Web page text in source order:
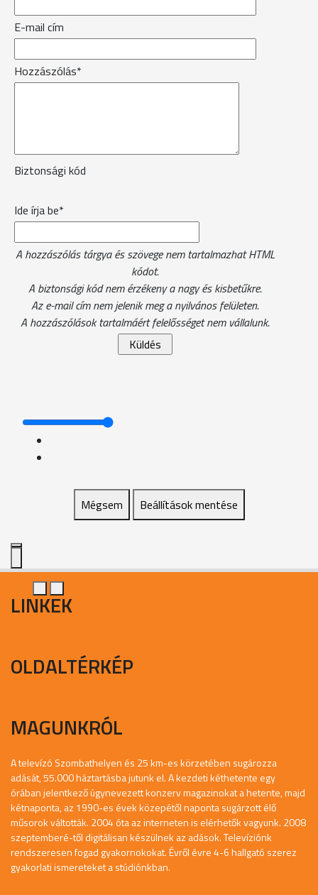
E-mail cím
Hozzászólás*
Biztonsági kód
Ide írja be*
A hozzászólás tárgya és szövege nem tartalmazhat HTML
kódot.
A biztonsági kód nem érzékeny a nagy és kisbetűkre.
Az e-mail cím nem jelenik meg a nyilvános felületen.
A hozzászólások tartalmáért felelősséget nem vállalunk.
Mégsem Beállítások mentése
LINKEK
OLDALTÉRKÉP
MAGUNKRÓL
A televízó Szombathelyen és 25 km-es körzetében sugározza
adását, 55.000 háztartásba jutunk el. A kezdeti kéthetente egy
órában jelentkező úgynevezett konzerv magazinokat a hetente, majd
kétnaponta, az 1990-es évek közepétől naponta sugárzott élő
műsorok váltották. 2004 óta az interneten is elérhetők vagyunk. 2008
szeptemberé-től digitálisan készülnek az adások. Televíziónk
rendszeresen fogad gyakornokokat. Évről évre 4-6 hallgató szerez
gyakorlati ismereteket a stúdiónkban.